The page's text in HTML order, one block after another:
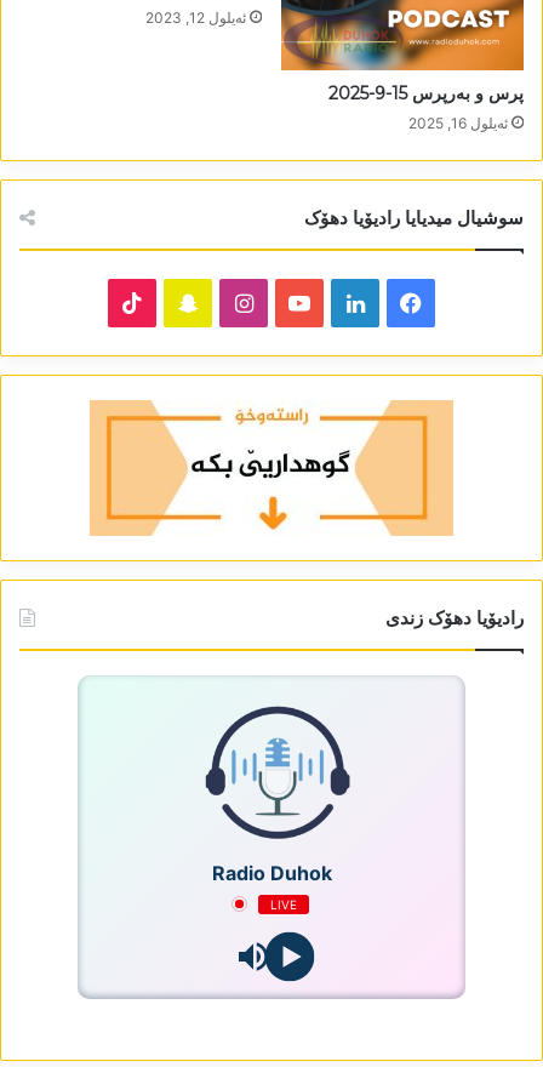
پرس و بەرپرس 15-9-2025
ئه‌یلول 16, 2025
ئه‌یلول 12, 2023
سوشیال میدیایا رادیۆیا دھۆک
Facebook
LinkedIn
YouTube
Instagram
Snapchat
رادیۆیا دھۆک زندی
Radio Duhok
LIVE